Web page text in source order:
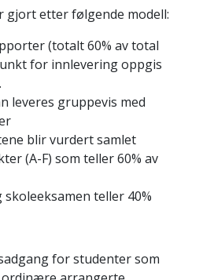
gjort etter følgende modell:
(totalt 60% av total
for innlevering oppgis
leveres gruppevis med
blir vurdert samlet
(A-F) som teller 60% av
teller 40%
for studenter som